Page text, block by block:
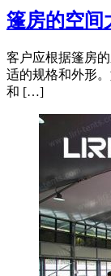
篷房的空间
客户应根据篷房
适的规格和外形
和 […]